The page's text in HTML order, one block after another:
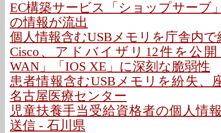
EC構築サービス「ショップサーブ
の情報が流出
個人情報含むUSBメモリを庁舎内で
Cisco、アドバイザリ12件を公開
WAN」「IOS XE」に深刻な脆弱性
患者情報含むUSBメモリを紛失、
名古屋医療センター
児童扶養手当受給資格者の個人情
送信 - 石川県